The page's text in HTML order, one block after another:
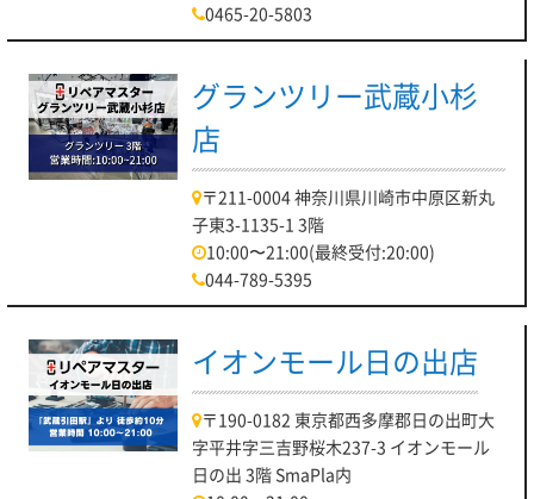
0465-20-5803
グランツリー武蔵小杉
店
〒211-0004 神奈川県川崎市中原区新丸
子東3-1135-1 3階
10:00〜21:00(最終受付:20:00)
044-789-5395
イオンモール日の出店
〒190-0182 東京都西多摩郡日の出町大
字平井字三吉野桜木237-3 イオンモール
日の出 3階 SmaPla内